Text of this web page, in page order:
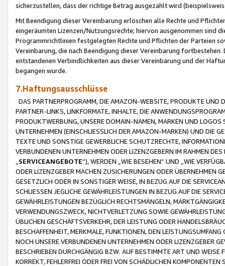
sicherzustellen, dass der richtige Betrag ausgezahlt wird
Mit Beendigung dieser Vereinbarung erlöschen alle Rechte und
eingeräumten Lizenzen/Nutzungsrechte; hiervon ausgenommen sind
Programmrichtlinien festgelegten Rechte und Pflichten der Parteien
Vereinbarung, die nach Beendigung dieser Vereinbarung
entstandenen Verbindlichkeiten aus dieser Vereinbarung und der
begangen wurde.
7.Haftungsausschlüsse
DAS PARTNERPROGRAMM, DIE AMAZON-WEBSITE, PRODUKTE UND
PARTNER-LINKS, LINKFORMATE, INHALTE, DIE
PRODUKTWERBUNG, UNSERE DOMAIN-NAMEN, MARKEN UND
UNTERNEHMEN (EINSCHLIESSLICH DER AMAZON-MARKEN) UND DIE
TEXTE UND SONSTIGE GEWERBLICHE SCHUTZRECHTE,
VERBUNDENEN UNTERNEHMEN ODER LIZENZGEBERN IM RAHMEN
SERVICEANGEBOTE“), WERDEN „WIE BESEHEN“ UND „WIE
ODER LIZENZGEBER MACHEN ZUSICHERUNGEN ODER ÜBERNEHMEN
GESETZLICH ODER IN SONSTIGER WEISE, IN BEZUG AUF DIE
SCHLIESSEN JEGLICHE GEWÄHRLEISTUNGEN IN BEZUG AUF DIE
GEWÄHRLEISTUNGEN BEZÜGLICH RECHTSMÄNGELN,
VERWENDUNGSZWECK, NICHTVERLETZUNG SOWIE
ÜBLICHEN GESCHÄFTSVERKEHR, DER LEISTUNG ODER
BESCHAFFENHEIT, MERKMALE, FUNKTIONEN, DEN
NOCH UNSERE VERBUNDENEN UNTERNEHMEN ODER LIZENZGEBER
BESCHRIEBEN DURCHGÄNGIG BZW. AUF BESTIMMTE ART UND
KORREKT, FEHLERFREI ODER FREI VON SCHÄDLICHEN